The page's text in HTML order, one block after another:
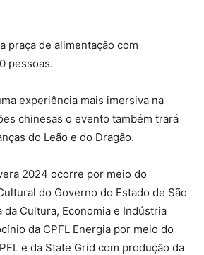
praça de alimentação com
pessoas.
experiência mais imersiva na
chinesas o evento também trará
do Leão e do Dragão.
2024 ocorre por meio do
do Governo do Estado de São
da Cultura, Economia e Indústria
da CPFL Energia por meio do
e da State Grid com produção da